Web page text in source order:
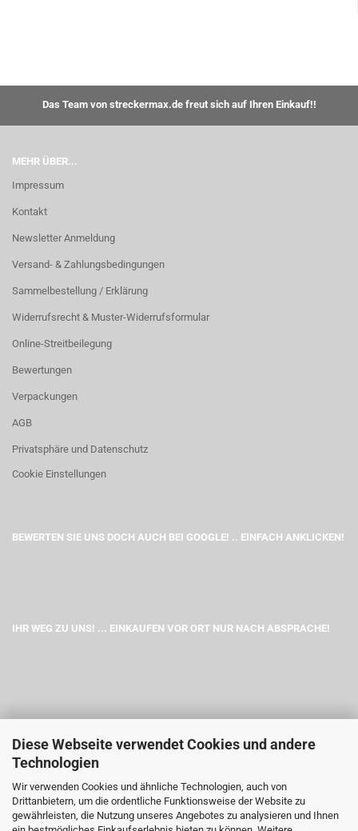
Diese Webseite verwendet Cookies und andere
Technologien
Wir verwenden Cookies und ähnliche Technologien, auch von
Drittanbietern, um die ordentliche Funktionsweise der Website zu
gewährleisten, die Nutzung unseres Angebotes zu analysieren und Ihnen
Das Team von streckermax.de freut sich auf Ihren Einkauf!!
MEHR ÜBER...
Impressum
Kontakt
Newsletter Anmeldung
Versand- & Zahlungsbedingungen
Sammelbestellung / Erklärung
Widerrufsrecht & Muster-Widerrufsformular
Online-Streitbeilegung
Bewertungen
Verpackungen
AGB
Privatsphäre und Datenschutz
Cookie Einstellungen
BEWERTEN SIE UNS DOCH AUCH BEI GOOGLE! .. EINFACH ANKLICKEN!
IHR WEG ZU UNS! ... EINKAUFEN VOR ORT NUR NACH ABSPRACHE!